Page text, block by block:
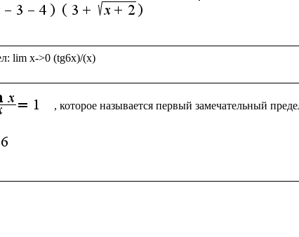
, которое называется первый замечательный